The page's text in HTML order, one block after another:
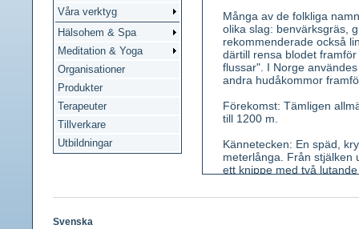
Våra verktyg
Hälsohem & Spa
Meditation & Yoga
Organisationer
Produkter
Terapeuter
Tillverkare
Utbildningar
Många av de folkliga
olika slag: benvärksgräs,
rekommenderade också
därtill rensa blodet
flussar". I Norge
andra hudåkommor
Förekomst: Tämligen
till 1200 m.
Kännetecken: En späd,
meterlånga. Från stjälken
ett knippe med två
kortare, stift långt med ett
Svenska